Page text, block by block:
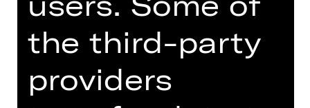
Bühnen-, Kostüm- und
Szenenbildnerin. Nach einem
Innenarchitekturstudium in Seoul,
Südkorea, absolvierte sie ein Bühnen-
und Kostümbild-Studium an der
Akademie der bildenden Künste
the third-party
providers